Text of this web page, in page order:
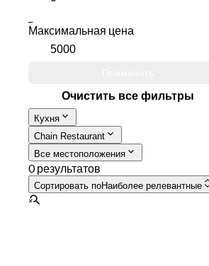
Максимальная цена
Очистить все фильтры
Кухня
Chain Restaurant
Все местоположения
0 результатов
Сортировать поНаиболее релевантные